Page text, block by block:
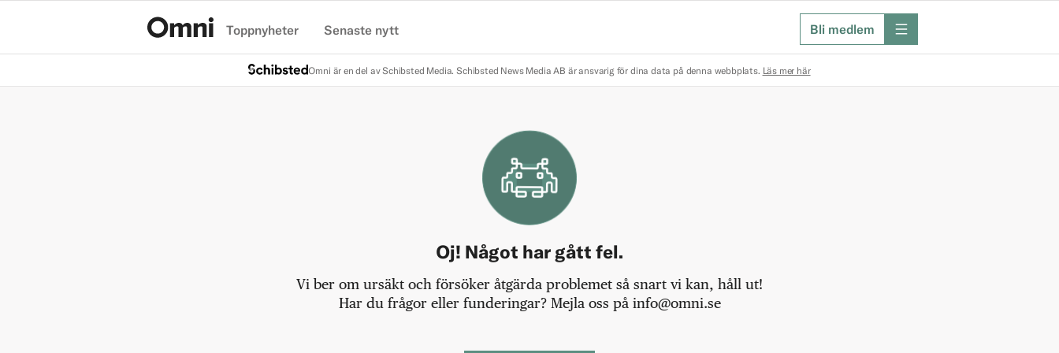
Toppnyheter Senaste nytt Bli medlem meny
Omni är en del av Schibsted Media. Schibsted News Media AB är ansvarig för dina data på denna webbplats. Läs mer här
Oj! Något har gått fel.
Vi ber om ursäkt och försöker åtgärda problemet så snart vi kan, håll ut!
Har du frågor eller funderingar? Mejla oss på info@omni.se